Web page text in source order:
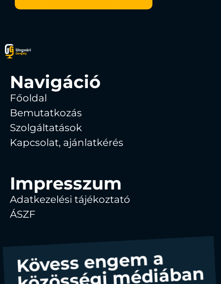
Navigáció
Főoldal
Bemutatkozás
Szolgáltatások
Kapcsolat, ajánlatkérés
Impresszum
Adatkezelési tájékoztató
ÁSZF
Kövess engem a